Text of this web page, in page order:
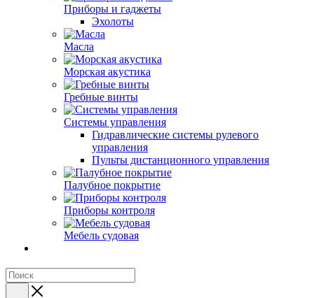
Приборы и гаджеты
Эхолоты
Масла
Морская акустика
Гребные винты
Системы управления
Гидравлические системы рулевого
управления
Пульты дистанционного управления
Палубное покрытие
Приборы контроля
Мебель судовая